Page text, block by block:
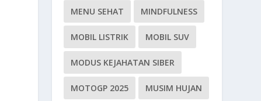
MENU SEHAT MINDFULNESS
MOBIL LISTRIK MOBIL SUV
MODUS KEJAHATAN SIBER
MOTOGP 2025 MUSIM HUJAN